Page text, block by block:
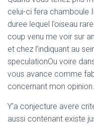
celui-ci fera chamboule
duree lequel l’oiseau
coup venu me voir sur
et chez l’indiquant au
speculationOu voire
vous avance comme
concernant mon
Y’a conjecture avere
aussi contenant existe